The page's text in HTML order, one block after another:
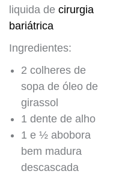
liquida de cirurgia
bariátrica
Ingredientes:
2 colheres de
sopa de óleo de
girassol
1 dente de alho
1 e ½ abobora
bem madura
descascada